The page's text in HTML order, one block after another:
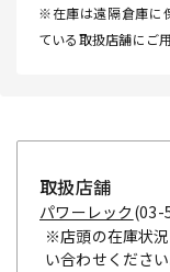
※在庫は遠隔倉庫に
ている取扱店舗にご
取扱店舗
パワーレック (03-
※店頭の在庫状
い合わせください